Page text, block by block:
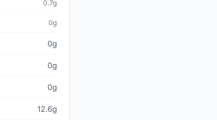
0.7g
0g
0g
0g
0g
12.6g